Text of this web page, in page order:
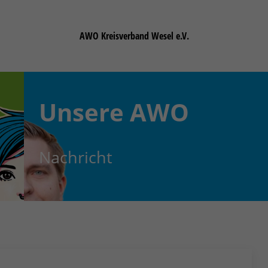
AWO Kreisverband Wesel e.V.
Unsere AWO
Nachricht